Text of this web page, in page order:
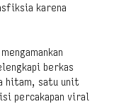
karena
berkas
hitam, satu unit
percakapan viral